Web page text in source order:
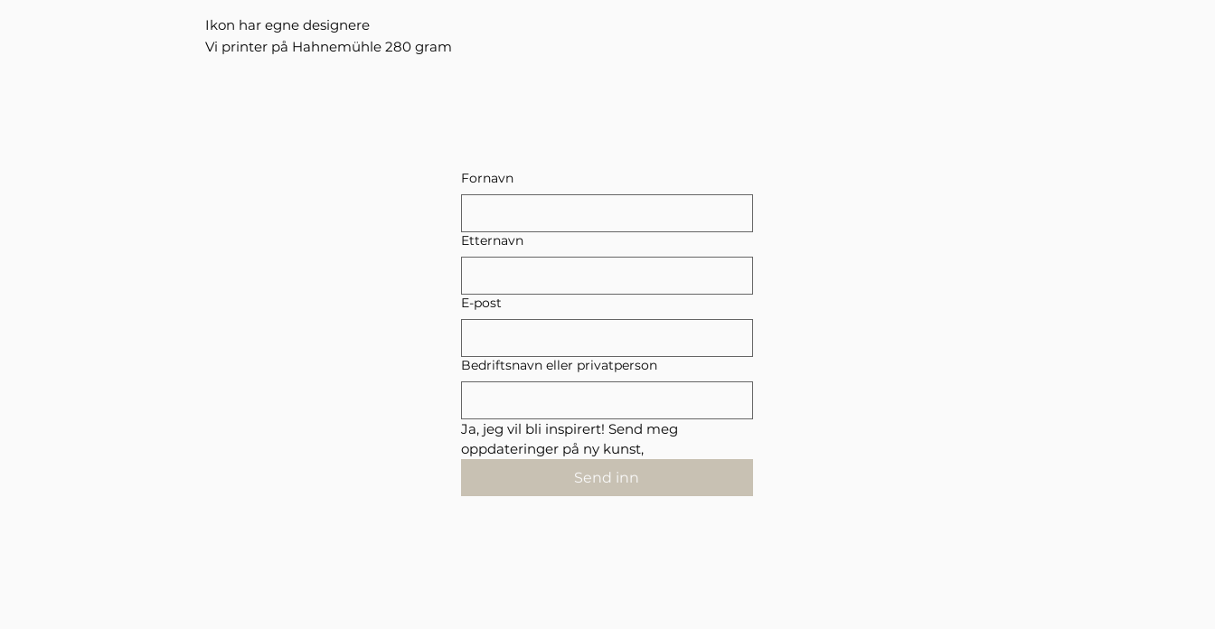
Ikon har egne designere
Vi printer på Hahnemühle 280 gram
Fornavn
Etternavn
E-post
Bedriftsnavn eller privatperson
Ja, jeg vil bli inspirert! Send meg
oppdateringer på ny kunst,
Send inn